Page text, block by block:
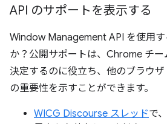
API のサポートを表示する
Window Management API を使用
か？公開サポートは、Chrome チ
決定するのに役立ち、他のブラウ
の重要性を示すことができます。
WICG Discourse スレッドで